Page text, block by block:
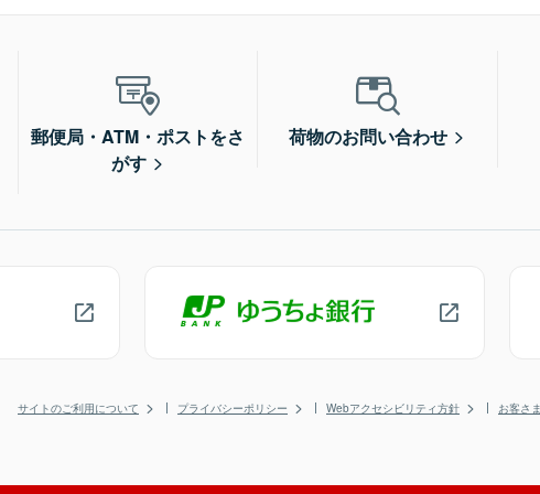
郵便局・ATM・ポストをさ
がす
荷物のお問い合わせ
サイトのご利用について プライバシーポリシー Webアクセシビリティ方針 お客さ